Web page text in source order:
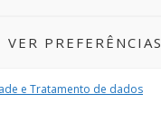
VER PREFERÊNCIAS
e Tratamento de dados